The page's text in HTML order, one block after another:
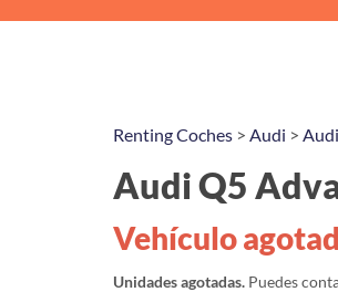
Renting Coches > Audi >
Audi Q5
Vehículo
Unidades agotadas. Puedes